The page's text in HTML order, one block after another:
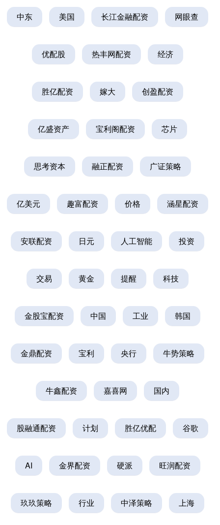
中东 美国 长江金融配资 网眼查
优配股 热丰网配资 经济
胜亿配资 嫁大 创盈配资
亿盛资产 宝利阁配资 芯片
思考资本 融正配资 广证策略
亿美元 趣富配资 价格 涵星配资
安联配资 日元 人工智能 投资
交易 黄金 提醒 科技
金股宝配资 中国 工业 韩国
金鼎配资 宝利 央行 牛势策略
牛鑫配资 嘉喜网 国内
股融通配资 计划 胜亿优配 谷歌
AI 金界配资 硬派 旺润配资
玖玖策略 行业 中泽策略 上海